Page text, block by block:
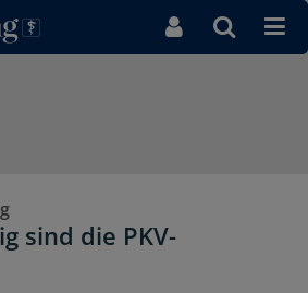
sind die PKV-